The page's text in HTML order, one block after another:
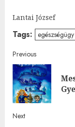
Lantai József
Tags: egészségügy
Post
Previous
Next